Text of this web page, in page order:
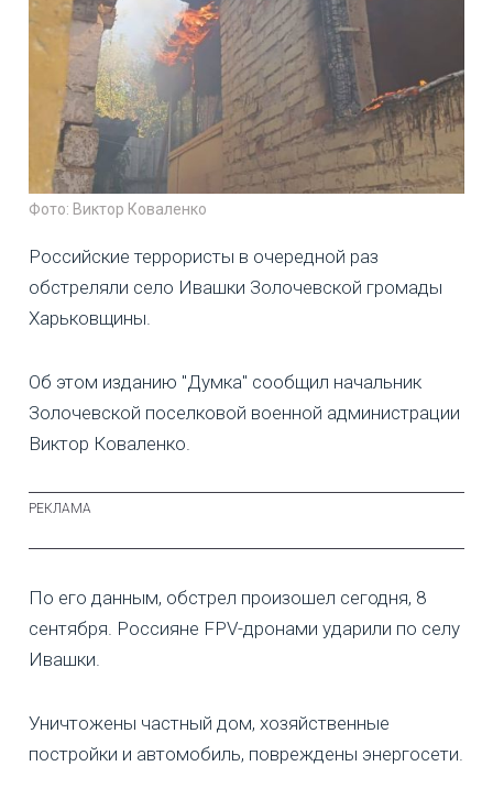
Фото: Виктор Коваленко
Российские террористы в очередной раз
обстреляли село Ивашки Золочевской громады
Харьковщины.
Об этом изданию "Думка" сообщил начальник
Золочевской поселковой военной администрации
Виктор Коваленко.
По его данным, обстрел произошел сегодня, 8
сентября. Россияне FPV-дронами ударили по селу
Ивашки.
Уничтожены частный дом, хозяйственные
постройки и автомобиль, повреждены энергосети.